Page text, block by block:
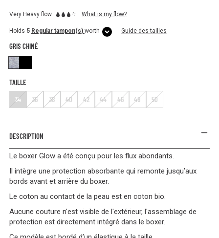
Very Heavy flow What is my flow?
Holds 5 Regular tampon(s) worth Guide des tailles
GRIS CHINÉ
Gris Chiné
TAILLE
34
36 38 40 42 44 46 48 50
DESCRIPTION
Le boxer Glow a été conçu pour les flux abondants.
Il intègre une protection absorbante qui remonte jusqu’aux
bords avant et arrière du boxer.
Le coton au contact de la peau est en coton bio.
Aucune couture n'est visible de l'extérieur, l'assemblage de
protection est directement intégré dans le boxer.